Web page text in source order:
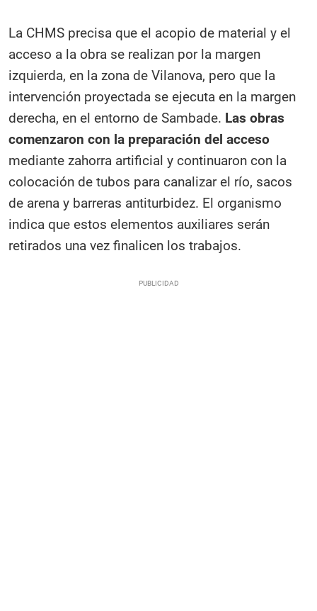
La CHMS precisa que el acopio de material y el
acceso a la obra se realizan por la margen
izquierda, en la zona de Vilanova, pero que la
intervención proyectada se ejecuta en la margen
derecha, en el entorno de Sambade. Las obras
comenzaron con la preparación del acceso
mediante zahorra artificial y continuaron con la
colocación de tubos para canalizar el río, sacos
de arena y barreras antiturbidez. El organismo
indica que estos elementos auxiliares serán
retirados una vez finalicen los trabajos.